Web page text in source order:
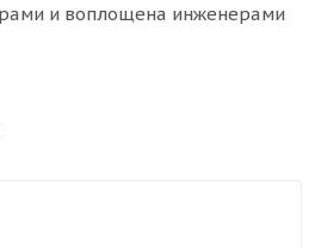
и воплощена инженерами